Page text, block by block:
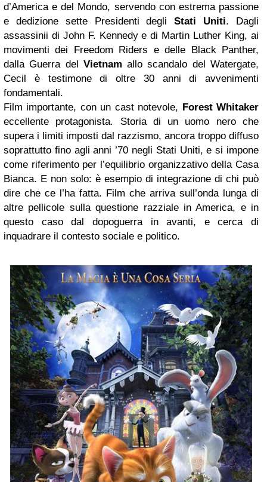
d’America e del Mondo, servendo con estrema passione
e dedizione sette Presidenti degliStati Uniti. Dagli
assassinii di John F. Kennedy e di Martin Luther King, ai
movimenti dei Freedom Riders e delle Black Panther,
dalla Guerra del Vietnam allo scandalo del Watergate,
Cecil è testimone di oltre 30 anni di avvenimenti
fondamentali.
Film importante, con un cast notevole, Forest Whitaker
eccellente protagonista. Storia di un uomo nero che
supera i limiti imposti dal razzismo, ancora troppo diffuso
soprattutto fino agli anni ’70 negli Stati Uniti, e si impone
come riferimento per l’equilibrio organizzativo della Casa
Bianca. E non solo: è esempio di integrazione di chi può
dire che ce l’ha fatta. Film che arriva sull’onda lunga di
altre pellicole sulla questione razziale in America, e in
questo caso dal dopoguerra in avanti, e cerca di
inquadrare il contesto sociale e politico.